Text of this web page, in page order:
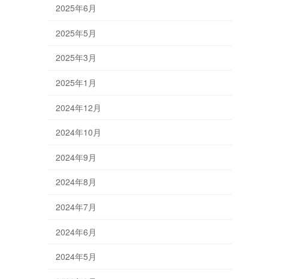
2025年6月
2025年5月
2025年3月
2025年1月
2024年12月
2024年10月
2024年9月
2024年8月
2024年7月
2024年6月
2024年5月